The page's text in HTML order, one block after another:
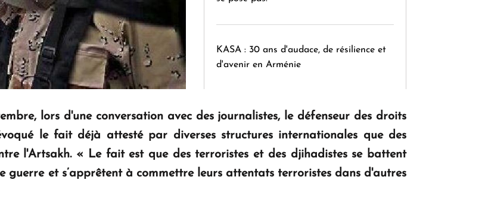
KASA : 30 ans d'audace, de résilience et
d'avenir en Arménie
Le premier hôtel Hyatt Regency
d'Arménie ouvrira ses portes à Dilijan
lors d'une conversation avec des journalistes, le défenseur des droits
le fait déjà attesté par diverses structures internationales que des
l'Artsakh. « Le fait est que des terroristes et des djihadistes se battent
guerre et s’apprêtent à commettre leurs attentats terroristes dans d'autres